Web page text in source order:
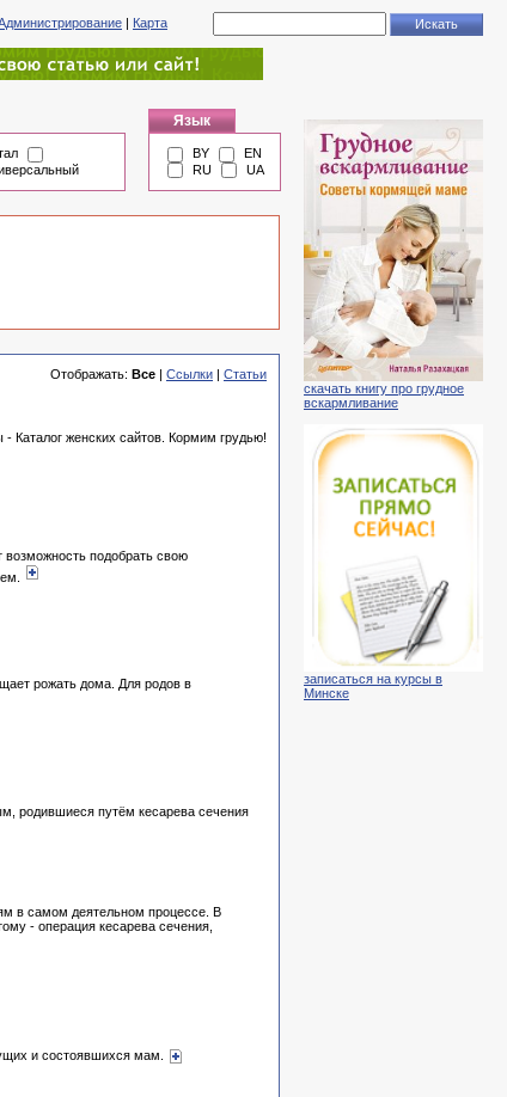
| Карта
Язык
BY
EN
RU
UA
Отображать: Все | Ссылки | Статьи
Каталог женских сайтов. Кормим грудью!
подобрать свою
рожать дома. Для родов в
родившиеся путём кесарева сечения
в самом деятельном процессе. В
- операция кесарева сечения,
и состоявшихся мам.
скачать книгу про грудное
вскармливание
записаться на курсы в
Минске